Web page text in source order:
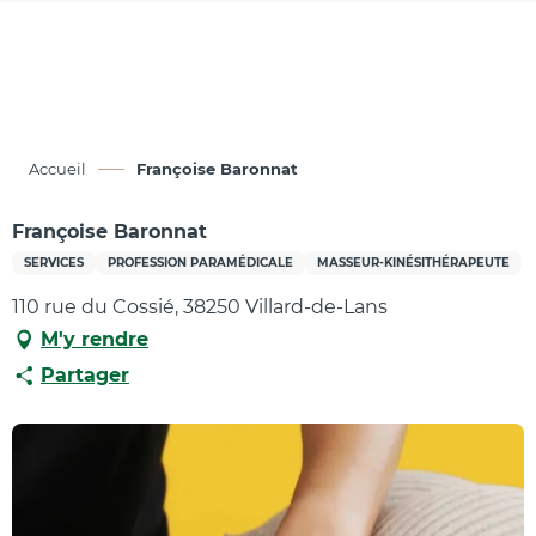
Accueil Françoise Baronnat
Françoise Baronnat
SERVICES PROFESSION PARAMÉDICALE MASSEUR-KINÉSITHÉRAPEUTE
110 rue du Cossié, 38250 Villard-de-Lans
M'y rendre
Partager